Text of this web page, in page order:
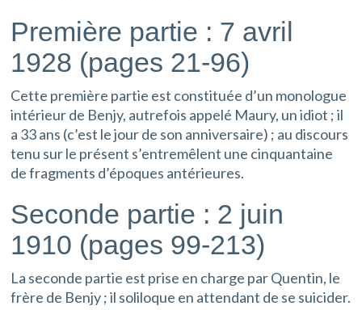
Première partie : 7 avril
1928 (pages 21-96)
Cette première partie est constituée d’un monologue
intérieur de Benjy, autrefois appelé Maury, un idiot ; il
a 33 ans (c’est le jour de son anniversaire) ; au discours
tenu sur le présent s’entremêlent une cinquantaine
de fragments d’époques antérieures.
Seconde partie : 2 juin
1910 (pages 99-213)
La seconde partie est prise en charge par Quentin, le
frère de Benjy ; il soliloque en attendant de se suicider.